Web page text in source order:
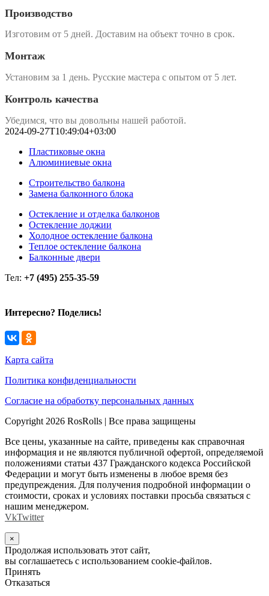
Производство
Изготовим от 5 дней. Доставим на объект точно в срок.
Монтаж
Установим за 1 день. Русские мастера с опытом от 5 лет.
Контроль качества
Убедимся, что вы довольны нашей работой.
2024-09-27T10:49:04+03:00
Пластиковые окна
Алюминиевые окна
Строительство балкона
Замена балконного блока
Остекление и отделка балконов
Остекление лоджии
Холодное остекление балкона
Теплое остекление балкона
Балконные двери
Тел: +7 (495) 255-35-59
Интересно? Поделись!
Карта сайта
Политика конфиденциальности
Согласие на обработку персональных данных
Copyright 2026 RosRolls | Все права защищены
Все цены, указанные на сайте, приведены как справочная
информация и не являются публичной офертой, определяемой
положениями статьи 437 Гражданского кодекса Российской
Федерации и могут быть изменены в любое время без
предупреждения. Для получения подробной информации о
стоимости, сроках и условиях поставки просьба связаться с
нашим менеджером.
VkTwitter
×
Продолжая использовать этот сайт,
вы соглашаетесь с использованием cookie-файлов.
Принять
Отказаться